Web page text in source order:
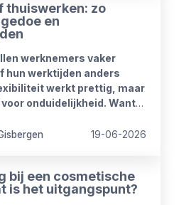
thuiswerken: zo
en
werknemers vaker
hun werktijden anders
werkt prettig, maar
onduidelijkheid. Want
En hoe blijft het werk
19-06-2026
bij een cosmetische
is het uitgangspunt?